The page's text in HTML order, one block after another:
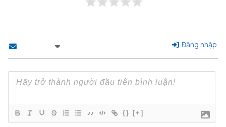
Đăng nhập
{} [+]